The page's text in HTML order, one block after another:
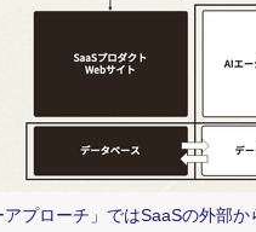
プローチ」ではSaaSの外部